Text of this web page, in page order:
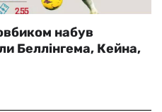
набув
Беллінгема, Кейна,